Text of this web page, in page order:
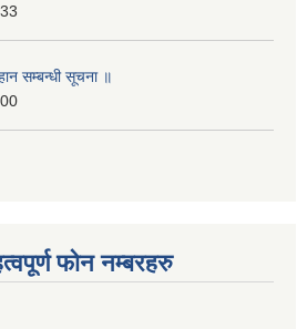
सम्बन्धी सूचना ॥
फोन नम्बरहरु